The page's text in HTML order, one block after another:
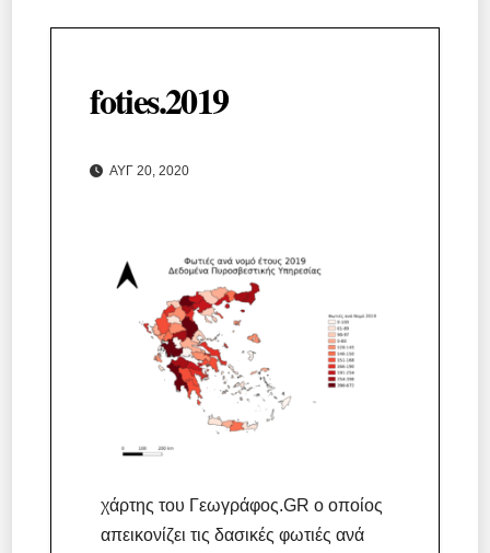
foties.2019
ΑΥΓ 20, 2020
χάρτης του Γεωγράφος.GR ο οποίος
απεικονίζει τις δασικές φωτιές ανά